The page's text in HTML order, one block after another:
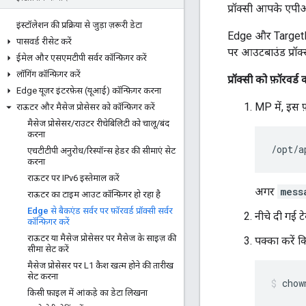
इंस्टॉलेशन की प्रक्रिया से जुड़ा ज़रूरी डेटा
पासवर्ड रीसेट करें
ईमेल और एसएमटीपी सर्वर कॉन्फ़िगर करें
लॉगिंग कॉन्फ़िगर करें
Edge यूज़र इंटरफ़ेस (यूआई) कॉन्फ़िगर करना
राऊटर और मैसेज प्रोसेसर को कॉन्फ़िगर करें
मैसेज प्रोसेसर/राउटर रीचेबिलिटी को चालू/बंद
करना
एचटीटीपी अनुरोध/रिस्पॉन्स हेडर की सीमाएं सेट
करना
राऊटर पर IPv6 इस्तेमाल करें
राऊटर का टाइम आउट कॉन्फ़िगर हो रहा है
Edge से बैकएंड सर्वर पर फ़ॉरवर्ड प्रॉक्सी सर्वर
कॉन्फ़िगर करें
राऊटर या मैसेज प्रोसेसर पर मैसेज के साइज़ की
सीमा सेट करें
मैसेज प्रोसेसर पर L1 कैश खत्म होने की तारीख
सेट करना
किसी फ़ाइल में आंकड़े का डेटा लिखना
प्रॉक्सी आपके
Edge और
पर आउटबाउंड
प्रॉक्सी को
MP में, इस
/opt/
अगर
नीचे दी गई
पक्का करें